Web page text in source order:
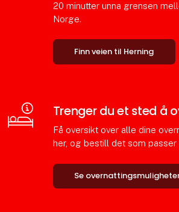
20 minutter unna grensen
Norge.
Finn veien til Herning
Trenger du et sted å
Få oversikt over alle dine
her, og bestill det som passer
Se